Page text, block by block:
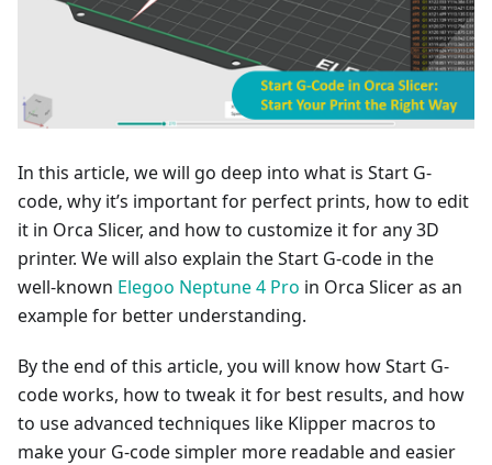
In this article, we will go deep into what is Start G-
code, why it’s important for perfect prints, how to edit
it in Orca Slicer, and how to customize it for any 3D
printer. We will also explain the Start G-code in the
well-known Elegoo Neptune 4 Pro in Orca Slicer as an
example for better understanding.
By the end of this article, you will know how Start G-
code works, how to tweak it for best results, and how
to use advanced techniques like Klipper macros to
make your G-code simpler more readable and easier